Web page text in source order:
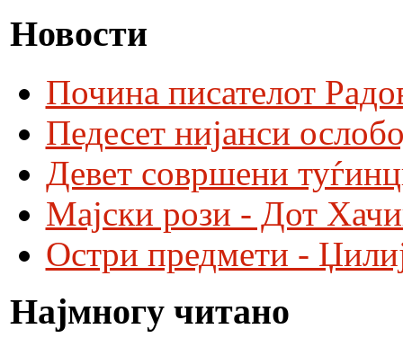
Новости
Почина писателот
Педесет нијанси
Девет совршени
Мајски рози - Дот
Остри предмети -
Најмногу читано